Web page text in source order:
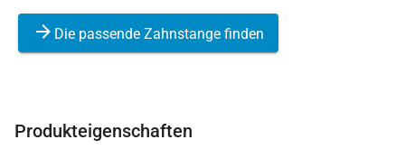
Die passende Zahnstange finden
Produkteigenschaften